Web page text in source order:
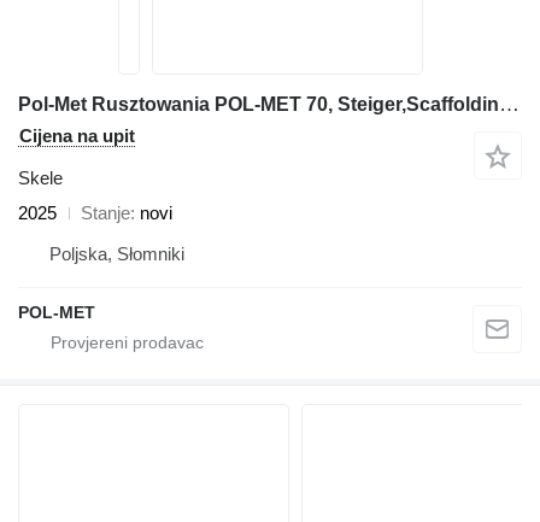
Pol-Met Rusztowania POL-MET 70, Steiger,Scaffolding,Echafaudage
Cijena na upit
Skele
2025
Stanje novi
Poljska, Słomniki
POL-MET